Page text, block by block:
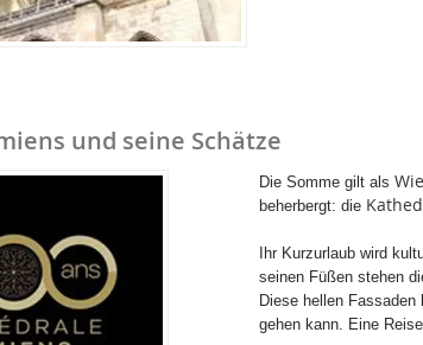
und seine Schätze
Die Somme gilt als
beherbergt: die
Ihr Kurzurlaub wird
seinen Füßen stehen
Diese hellen
gehen kann. Eine